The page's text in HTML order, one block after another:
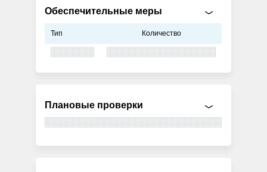
Обеспечительные меры
Тип Количество
Плановые проверки